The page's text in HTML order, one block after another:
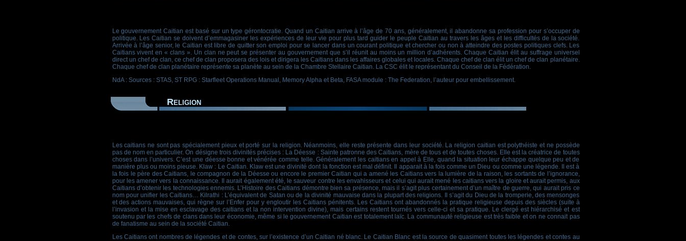
Le gouvernement Caitian est basé sur un type gérontocratie. Quand un Caitian arrive à l’âge de 70 ans, généralement, il abandonne sa profession pour s’occuper de
politique. Les Caitian se doivent d’emmagasiner les expériences de leur vie pour plus tard guider le peuple Caitian au travers les âges et les difficultés de la société.
Arrivée à l’âge senior, le Caitian est libre de quitter son emploi pour se lancer dans un courant politique et chercher ou non à atteindre des postes politiques clefs. Les
Caitians vivent en « clans ». Un clan ne peut se présenter au gouvernement que s’il réunit au moins un million d’adhérents. Chaque Caitian élit au suffrage universel
direct un chef de clan, ce chef de clan proposera des lois et dirigera les Caitians dans les affaires globales et locales. Chaque chef de clan élit un chef de clan planétaire.
Chaque chef de clan planétaire représente sa planète au sein de la Chambre Stellaire Caitian. La CSC élit le représentant du Conseil de la Fédération.
NdA : Sources : STAS, ST RPG : Starfleet Operations Manual, Memory Alpha et Beta, FASA module : The Federation, l’auteur pour embellissement.
Religion
Les caitians ne sont pas spécialement pieux et porté sur la religion. Néanmoins, elle reste présente dans leur société. La religion caitian est polythéiste et ne possède
pas de nom en particulier. On désigne trois divinités précises : La Déesse : Sainte patronne des Caitians, mère de tous et de toutes choses. Elle est la créatrice de toutes
choses dans l’univers. C’est une déesse bonne et vénérée comme telle. Généralement les caitians en appel à Elle, quand la situation leur échappe quelque peu et de
manière plus ou moins pieuse. Klaw : Le Caitian. Klaw est une divinité dont la fonction est mal définit. Il apparait à la fois comme un Dieu ou comme une légende. Il est à
la fois le père des Caitians, le compagnon de la Déesse ou encore le premier Caitian qui a amené les Caitians vers la lumière de la raison, les sortants de l’ignorance,
pour les amener vers la connaissance. Il aurait également été, le sauveur contre les envahisseurs et celui qui aurait mené les caitians vers la gloire et aurait permis, aux
Caitians d’obtenir les technologies ennemis. L’Histoire des Caitians démontre bien sa présence, mais il s’agit plus certainement d’un maître de guerre, qui aurait pris ce
nom pour unifier les Caitians… Kilrathi : L’équivalent de Satan ou de la divinité mauvaise dans la plupart des religions. Il s’agit du Dieu de la tromperie, des mensonges
et des actions mauvaises, qui règne sur l’Enfer pour y engloutir les Caitians pénitents. Les Caitians ont abandonnés la pratique religieuse depuis des siècles (suite à
l’invasion et la mise en esclavage des caitians et la non intervention divine), mais certains restent tournés vers celle-ci et sa pratique. Le clergé est hiérarchisé et est
soutenu par les chefs de clans dans leur économie, même si le gouvernement Caitian est totalement laïc. La communauté religieuse est très faible et on ne connait pas
de fanatisme au sein de la société Caitian.
Les Caitians ont nombres de légendes et de contes, sur l’existence d’un Caitian né blanc. Le Caitian Blanc est la source de quasiment toutes les légendes et contes au